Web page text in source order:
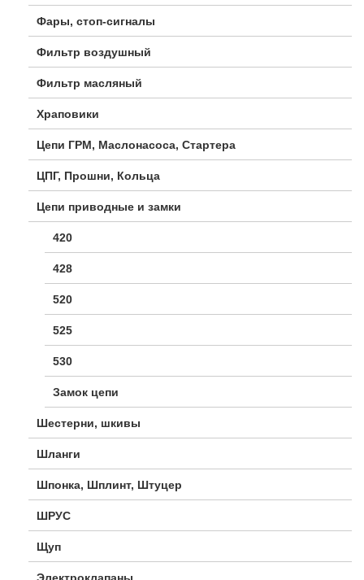
Фары, стоп-сигналы
Фильтр воздушный
Фильтр масляный
Храповики
Цепи ГРМ, Маслонасоса, Стартера
ЦПГ, Прошни, Кольца
Цепи приводные и замки
420
428
520
525
530
Замок цепи
Шестерни, шкивы
Шланги
Шпонка, Шплинт, Штуцер
ШРУС
Щуп
Электроклапаны